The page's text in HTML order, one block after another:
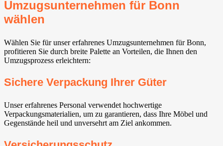
Umzugsunternehmen für Bonn
wählen
Wählen Sie für unser erfahrenes Umzugsunternehmen für Bonn,
profitieren Sie durch breite Palette an Vorteilen, die Ihnen den
Umzugsprozess erleichtern:
Sichere Verpackung Ihrer Güter
Unser erfahrenes Personal verwendet hochwertige
Verpackungsmaterialien, um zu garantieren, dass Ihre Möbel und
Gegenstände heil und unversehrt am Ziel ankommen.